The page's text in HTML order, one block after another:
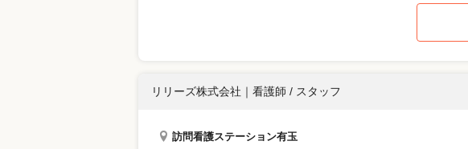
リリーズ株式会社 ｜ 看護師 / スタッフ
訪問看護ステーション有玉